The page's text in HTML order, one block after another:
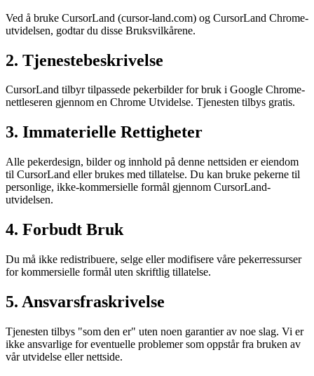
Ved å bruke CursorLand (cursor-land.com) og CursorLand Chrome-
utvidelsen, godtar du disse Bruksvilkårene.
2. Tjenestebeskrivelse
CursorLand tilbyr tilpassede pekerbilder for bruk i Google Chrome-
nettleseren gjennom en Chrome Utvidelse. Tjenesten tilbys gratis.
3. Immaterielle Rettigheter
Alle pekerdesign, bilder og innhold på denne nettsiden er eiendom
til CursorLand eller brukes med tillatelse. Du kan bruke pekerne til
personlige, ikke-kommersielle formål gjennom CursorLand-
utvidelsen.
4. Forbudt Bruk
Du må ikke redistribuere, selge eller modifisere våre pekerressurser
for kommersielle formål uten skriftlig tillatelse.
5. Ansvarsfraskrivelse
Tjenesten tilbys "som den er" uten noen garantier av noe slag. Vi er
ikke ansvarlige for eventuelle problemer som oppstår fra bruken av
vår utvidelse eller nettside.